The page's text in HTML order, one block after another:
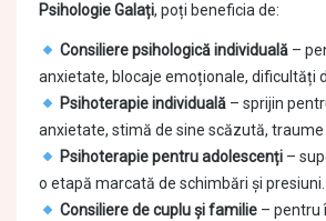
Psihologie Galați, poți beneficia de:
Consiliere psihologică individuală–
anxietate, blocaje emoționale, dificultăți
Psihoterapie individuală– sprijin
anxietate, stimă de sine scăzută,
Psihoterapie pentru adolescenți–
o etapă marcată de schimbări și presiuni.
Consiliere de cuplu și familie– pentru